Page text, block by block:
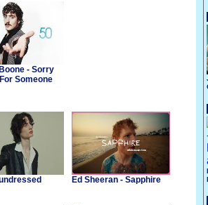
- Sorry
Someone
Ed Sheeran - Sapphire